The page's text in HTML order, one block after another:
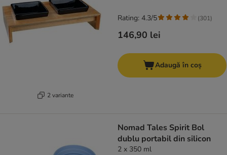
2 variante
146,90 lei
Rating: 4.3/5 (301)
Adaugă în coș
Nomad Tales Spirit Bol
dublu portabil din silicon
2 x 350 ml